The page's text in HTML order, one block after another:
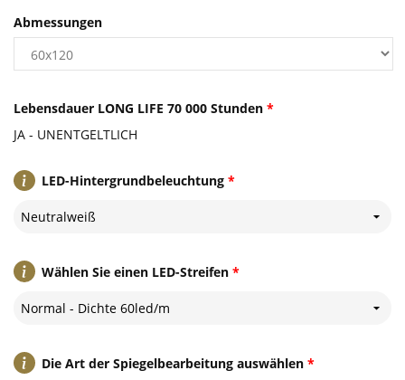
*
Lebensdauer LONG LIFE 70 000 Stunden
JA - UNENTGELTLICH
*
LED-Hintergrundbeleuchtung
Neutralweiß
*
Wählen Sie einen LED-Streifen
Normal - Dichte 60led/m
*
Die Art der Spiegelbearbeitung auswählen
Abmessungen